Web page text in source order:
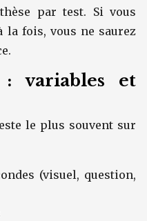
par test. Si vous
la fois, vous ne saurez
variables et
le plus souvent sur
(visuel, question,